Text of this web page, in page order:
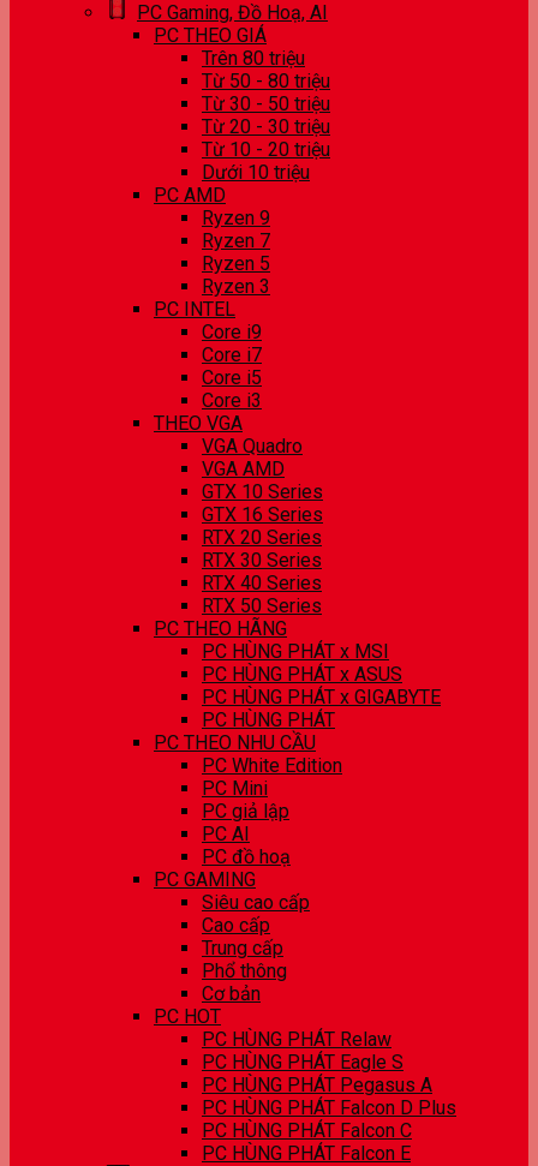
PC Gaming, Đồ Hoạ, AI
PC THEO GIÁ
Trên 80 triệu
Từ 50 - 80 triệu
Từ 30 - 50 triệu
Từ 20 - 30 triệu
Từ 10 - 20 triệu
Dưới 10 triệu
PC AMD
Ryzen 9
Ryzen 7
Ryzen 5
Ryzen 3
PC INTEL
Core i9
Core i7
Core i5
Core i3
THEO VGA
VGA Quadro
VGA AMD
GTX 10 Series
GTX 16 Series
RTX 20 Series
RTX 30 Series
RTX 40 Series
RTX 50 Series
PC THEO HÃNG
PC HÙNG PHÁT x MSI
PC HÙNG PHÁT x ASUS
PC HÙNG PHÁT x GIGABYTE
PC HÙNG PHÁT
PC THEO NHU CẦU
PC White Edition
PC Mini
PC giả lập
PC AI
PC đồ hoạ
PC GAMING
Siêu cao cấp
Cao cấp
Trung cấp
Phổ thông
Cơ bản
PC HOT
PC HÙNG PHÁT Relaw
PC HÙNG PHÁT Eagle S
PC HÙNG PHÁT Pegasus A
PC HÙNG PHÁT Falcon D Plus
PC HÙNG PHÁT Falcon C
PC HÙNG PHÁT Falcon E